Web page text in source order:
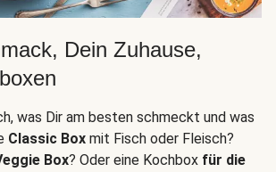
Dein Zuhause,
was Dir am besten schmeckt und was
Classic Box mit Fisch oder Fleisch?
Box? Oder eine Kochbox für die